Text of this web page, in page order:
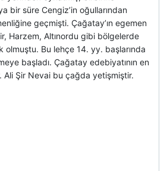
bir süre Cengiz’in oğullarından
geçmişti. Çağatay’ın egemen
Harzem, Altınordu gibi bölgelerde
Bu lehçe 14. yy. başlarında
başladı. Çağatay edebiyatının en
Ali Şir Nevai bu çağda yetişmiştir.